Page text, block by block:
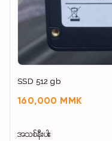
SSD 512 gb
160,000 MMK
အသစ်နီးပါး